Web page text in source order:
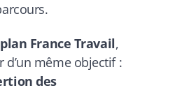
plan France Travail,
même objectif :
des